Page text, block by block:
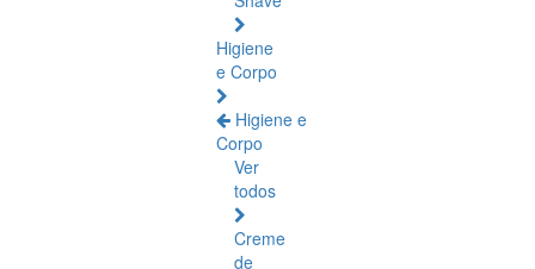
Higiene
e Corpo
Higiene e
Corpo
Ver
todos
Creme
de